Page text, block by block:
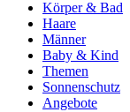
Körper & Bad
Haare
Männer
Baby & Kind
Themen
Sonnenschutz
Angebote